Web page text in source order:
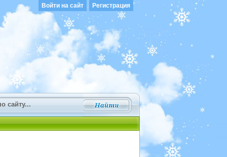
Войти на сайт Регистрация